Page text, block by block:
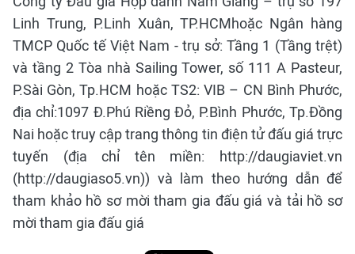
Linh Trung, P.Linh Xuân, TP.HCMhoặc Ngân hàng
TMCP Quốc tế Việt Nam - trụ sở: Tầng 1 (Tầng trệt)
và tầng 2 Tòa nhà Sailing Tower, số 111 A Pasteur,
P.Sài Gòn, Tp.HCM hoặc TS2: VIB – CN Bình Phước,
địa chỉ:1097 Đ.Phú Riềng Đỏ, P.Bình Phước, Tp.Đồng
Nai hoặc truy cập trang thông tin điện tử đấu giá trực
tuyến (địa chỉ tên miền: http://daugiaviet.vn
(http://daugiaso5.vn)) và làm theo hướng dẫn để
tham khảo hồ sơ mời tham gia đấu giá và tải hồ sơ
mời tham gia đấu giá